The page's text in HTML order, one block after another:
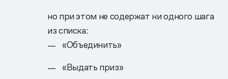
но при этом не содержат ни одного шага
из списка:
«Объединить»
«Выдать приз»